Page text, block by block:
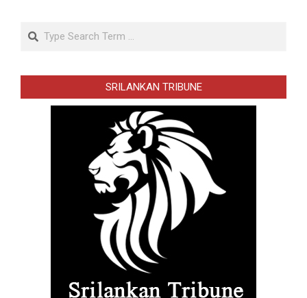
Search
SRILANKAN TRIBUNE